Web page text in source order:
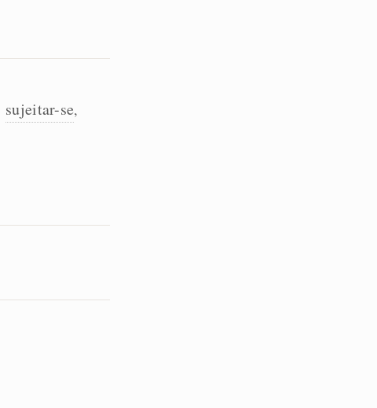
sujeitar-se,